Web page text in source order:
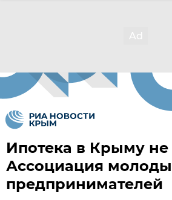
Ипотека в Крыму не
Ассоциация
предпринимателей